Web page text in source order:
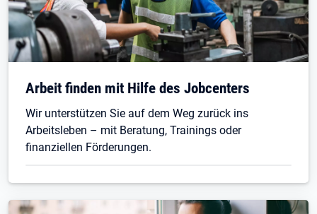
Arbeit finden mit Hilfe des Jobcenters
Wir unterstützen Sie auf dem Weg zurück ins
Arbeitsleben – mit Beratung, Trainings oder
finanziellen Förderungen.